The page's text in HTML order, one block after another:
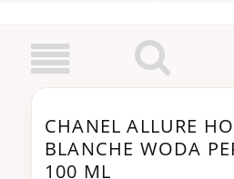
CHANEL ALLURE
BLANCHE WODA
100 ML